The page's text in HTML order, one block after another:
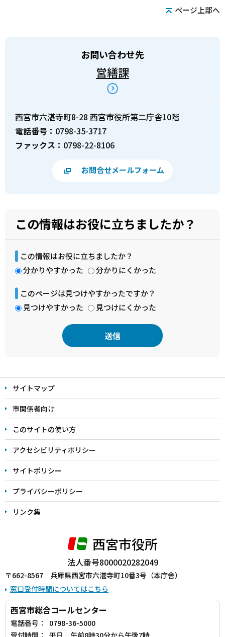
ページ上部へ
お問い合わせ先
営繕課
西宮市六湛寺町8-28 西宮市役所第二庁舎10階
電話番号： 0798-35-3717
ファックス： 0798-22-8106
お問合せメールフォーム
この情報はお役に立ちましたか？
この情報はお役に立ちましたか？
分かりやすかった
分かりにくかった
このページは見つけやすかったですか？
見つけやすかった
見つけにくかった
文
こ
こ
ま
で
サイトマップ
市関係者向け
このサイトの使い方
アクセシビリティポリシー
サイトポリシー
プライバシーポリシー
リンク集
西宮市役所
法人番号8000020282049
〒662-8567 兵庫県西宮市六湛寺町10番3号（本庁舎）
窓口受付時間についてはこちら
西宮市総合コールセンター
電話番号：
0798-36-5000